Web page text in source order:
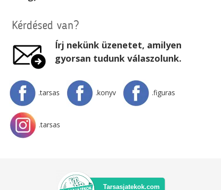
Kérdésed van?
Írj nekünk üzenetet, amilyen
gyorsan tudunk válaszolunk.
.tarsas .konyv .figuras
.tarsas
Tarsasjatekok.com